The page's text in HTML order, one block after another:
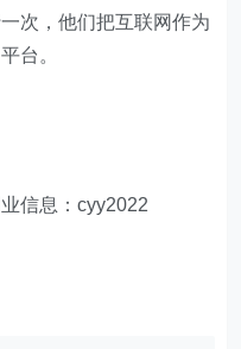
次，他们把互联网作为
台。
信息：cyy2022